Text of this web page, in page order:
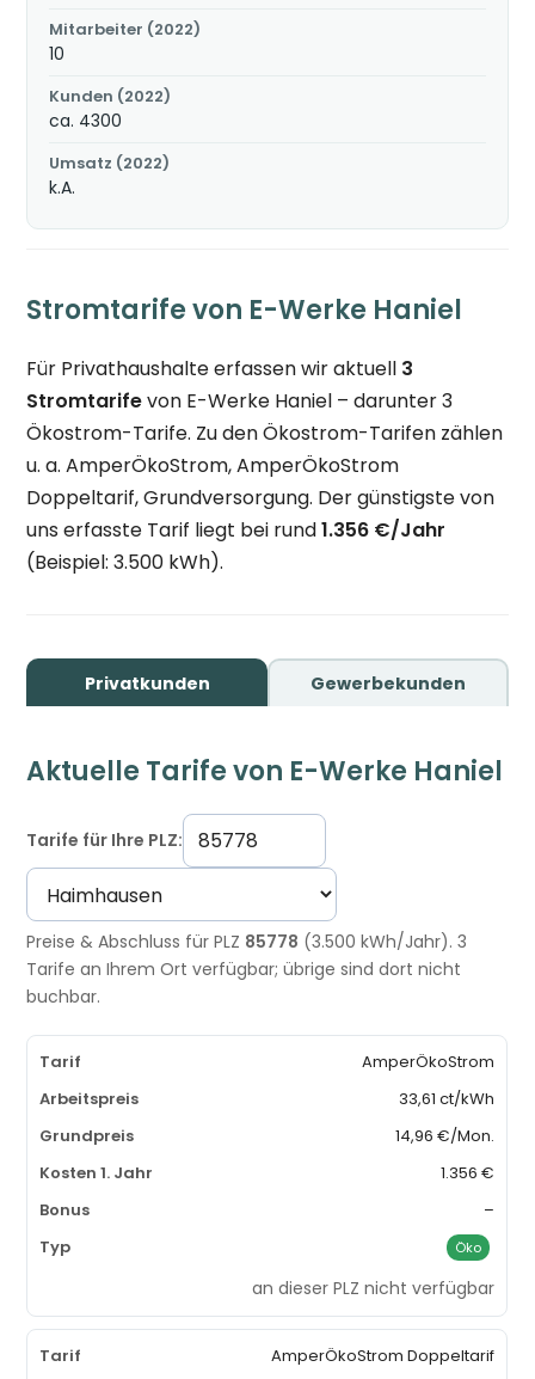
Mitarbeiter (2022)
10
Kunden (2022)
ca. 4300
Umsatz (2022)
k.A.
Stromtarife von E-Werke Haniel
Für Privathaushalte erfassen wir aktuell 3
Stromtarifevon E-Werke Haniel – darunter 3
Ökostrom-Tarife. Zu den Ökostrom-Tarifen zählen
u. a. AmperÖkoStrom, AmperÖkoStrom
Doppeltarif, Grundversorgung. Der günstigste von
uns erfasste Tarif liegt bei rund1.356 €/Jahr
(Beispiel: 3.500 kWh).
Privatkunden Gewerbekunden
Aktuelle Tarife von E-Werke Haniel
Tarife für Ihre PLZ:
Preise & Abschluss für PLZ 85778 (3.500 kWh/Jahr). 3
Tarife an Ihrem Ort verfügbar; übrige sind dort nicht
buchbar.
AmperÖkoStrom
33,61 ct/kWh
14,96 €/Mon.
1.356 €
–
Öko
an dieser PLZ nicht verfügbar
AmperÖkoStrom Doppeltarif